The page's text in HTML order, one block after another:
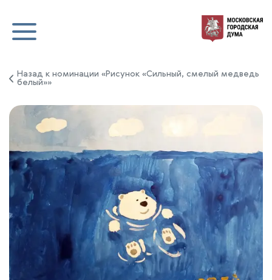
Назад к номинации «Рисунок «Сильный, смелый медведь
белый»»